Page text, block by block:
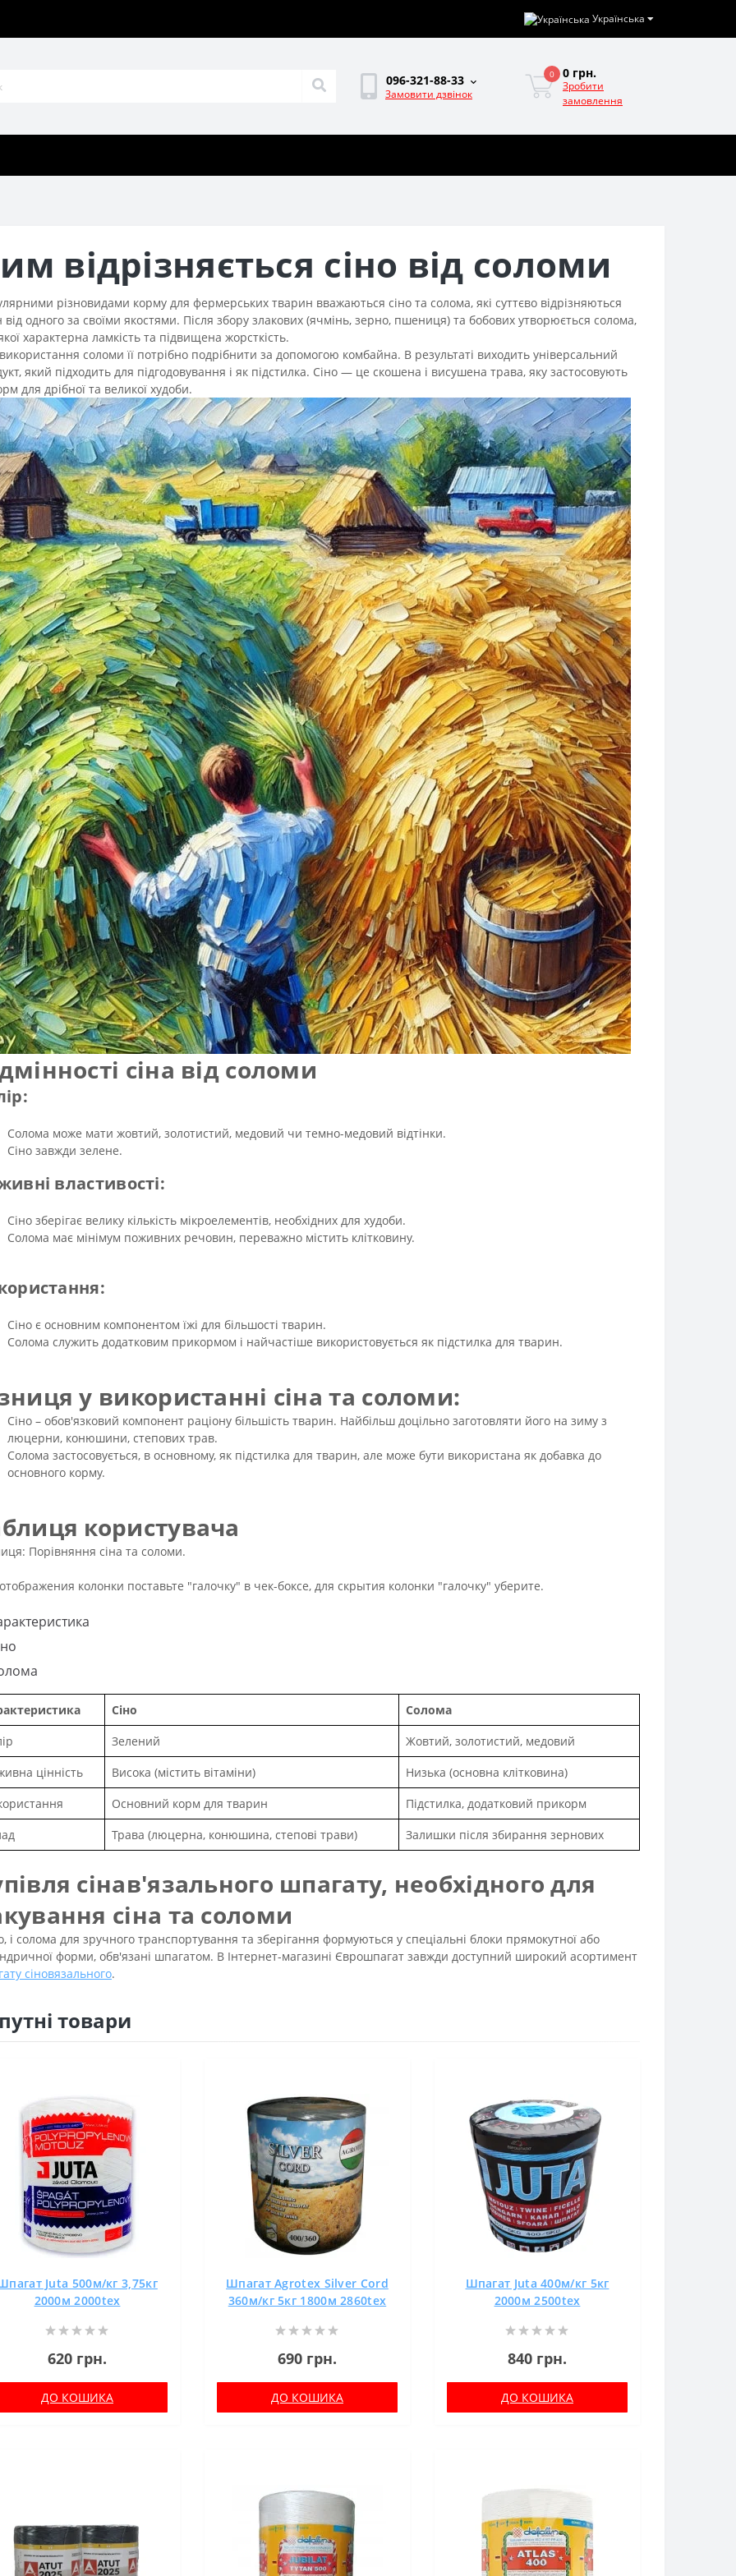
Українська
096-321-88-33
Замовити дзвінок
0 0 грн.
Зробити
замовлення
відрізняється сіно від соломи
різновидами корму для фермерських тварин вважаються сіно та солома, які суттєво відрізняються
від одного за своїми якостями. Після збору злакових (ячмінь, зерно, пшениця) та бобових утворюється солома,
характерна ламкість та підвищена жорсткість.
соломи її потрібно подрібнити за допомогою комбайна. В результаті виходить універсальний
який підходить для підгодовування і як підстилка. Сіно — це скошена і висушена трава, яку застосовують
для дрібної та великої худоби.
сіна від соломи
Солома може мати жовтий, золотистий, медовий чи темно-медовий відтінки.
Сіно завжди зелене.
властивості:
Сіно зберігає велику кількість мікроелементів, необхідних для худоби.
Солома має мінімум поживних речовин, переважно містить клітковину.
Сіно є основним компонентом їжі для більшості тварин.
Солома служить додатковим прикормом і найчастіше використовується як підстилка для тварин.
у використанні сіна та соломи:
Сіно – обов'язковий компонент раціону більшість тварин. Найбільш доцільно заготовляти його на зиму з
люцерни, конюшини, степових трав.
Солома застосовується, в основному, як підстилка для тварин, але може бути використана як добавка до
основного корму.
користувача
Порівняння сіна та соломи.
колонки поставьте "галочку" в чек-боксе, для скрытия колонки "галочку" уберите.
Сіно
Солома
Зелений
Жовтий, золотистий, медовий
цінність
Висока (містить вітаміни)
Низька (основна клітковина)
Основний корм для тварин
Підстилка, додатковий прикорм
Трава (люцерна, конюшина, степові трави) Залишки після збирання зернових
сінав'язального шпагату, необхідного для
сіна та соломи
і солома для зручного транспортування та зберігання формуються у спеціальні блоки прямокутної або
форми, обв'язані шпагатом. В Інтернет-магазині Єврошпагат завжди доступний широкий асортимент
сіновязального.
товари
Juta 500м/кг 3,75кг
2000м 2000tex
620 грн.
ДО КОШИКА
Шпагат Agrotex Silver Cord
360м/кг 5кг 1800м 2860tex
690 грн.
ДО КОШИКА
Шпагат Juta 400м/кг 5кг
2000м 2500tex
840 грн.
ДО КОШИКА